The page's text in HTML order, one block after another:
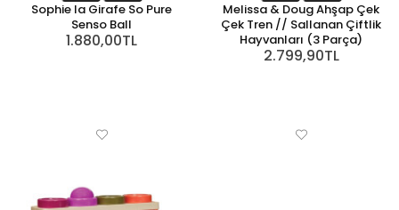
Sophie la Girafe So Pure
Senso Ball
1.880,00TL
Melissa & Doug Ahşap Çek
Çek Tren // Sallanan Çiftlik
Hayvanları (3 Parça)
2.799,90TL